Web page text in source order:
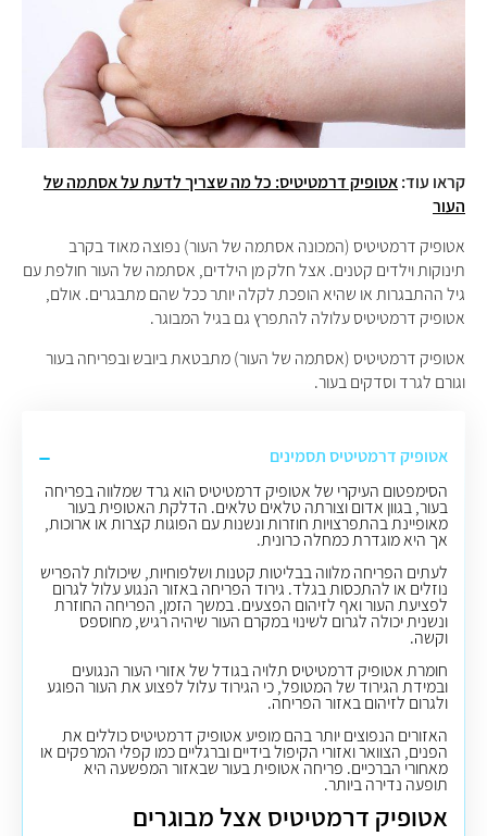
קראו עוד:אטופיק דרמטיטיס: כל מה שצריך לדעת על אסתמה של
העור
אטופיק דרמטיטיס (המכונה אסתמה של העור) נפוצה מאוד בקרב
תינוקות וילדים קטנים. אצל חלק מן הילדים, אסתמה של העור חולפת עם
גיל ההתבגרות או שהיא הופכת לקלה יותר ככל שהם מתבגרים. אולם,
אטופיק דרמטיטיס עלולה להתפרץ גם בגיל המבוגר.
אטופיק דרמטיטיס (אסתמה של העור) מתבטאת ביובש ובפריחה בעור
וגורם לגרד וסדקים בעור.
אטופיק דרמטיטיס תסמינים
הסימפטום העיקרי של אטופיק דרמטיטיס הוא גרד שמלווה בפריחה
בעור, בגוון אדום וצורתה טלאים טלאים. הדלקת האטופית בעור
מאופיינת בהתפרצויות חוזרות ונשנות עם הפוגות קצרות או ארוכות,
אך היא מוגדרת כמחלה כרונית.
לעתים הפריחה מלווה בבליטות קטנות ושלפוחיות, שיכולות להפריש
נוזלים או להתכסות בגלד. גירוד הפריחה באזור הנגוע עלול לגרום
לפציעת העור ואף לזיהום הפצעים. במשך הזמן, הפריחה החוזרת
ונשנית יכולה לגרום לשינוי במקרם העור שיהיה רגיש, מחוספס
וקשה.
חומרת אטופיק דרמטיטיס תלויה בגודל של אזורי העור הנגועים
ובמידת הגירוד של המטופל, כי הגירוד עלול לפצוע את העור הפוגע
ולגרום לזיהום באזור הפריחה.
האזורים הנפוצים יותר בהם מופיע אטופיק דרמטיטיס כוללים את
הפנים, הצוואר ואזורי הקיפול בידיים וברגליים כמו קפלי המרפקים או
מאחורי הברכיים. פריחה אטופית בעור שבאזור המפשעה היא
תופעה נדירה ביותר.
אטופיק דרמטיטיס אצל מבוגרים